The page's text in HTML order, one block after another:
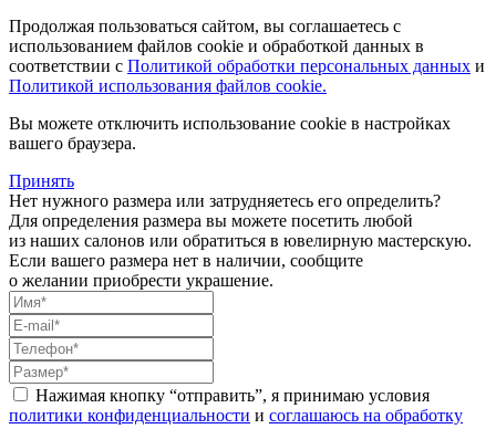
Продолжая пользоваться сайтом, вы соглашаетесь с
использованием файлов cookie и обработкой данных в
соответствии с Политикой обработки персональных данных и
Политикой использования файлов cookie.
Вы можете отключить использование cookie в настройках
вашего браузера.
Принять
Нет нужного размера или затрудняетесь его определить?
Для определения размера вы можете посетить любой
из наших салонов или обратиться в ювелирную мастерскую.
Если вашего размера нет в наличии, сообщите
о желании приобрести украшение.
Нажимая кнопку “отправить”, я принимаю условия
политики конфиденциальности и соглашаюсь на обработку